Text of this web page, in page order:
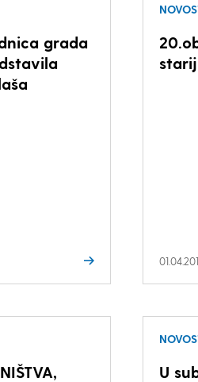
grada
U